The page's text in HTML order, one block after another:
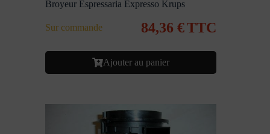
Broyeur Espressaria Expresso Krups
Sur commande 84,36 €TTC
Ajouter au panier